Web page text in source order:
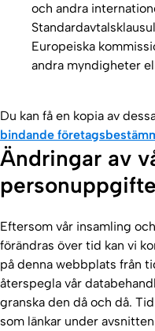
och andra
Europeiska
andra myndigheter
Du kan få en kopia av
bindande
Ändringar av
Eftersom vår insamling
förändras över tid kan vi
på denna webbplats från
återspegla vår
granska den då och då.
som länkar under